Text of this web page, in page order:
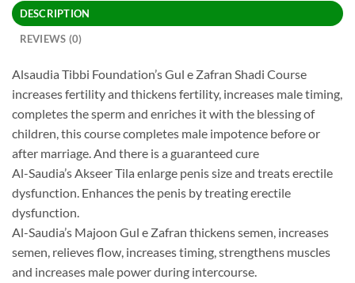
DESCRIPTION
REVIEWS (0)
Alsaudia Tibbi Foundation’s Gul e Zafran Shadi Course
increases fertility and thickens fertility, increases male timing,
completes the sperm and enriches it with the blessing of
children, this course completes male impotence before or
after marriage. And there is a guaranteed cure
Al-Saudia’s Akseer Tila enlarge penis size and treats erectile
dysfunction. Enhances the penis by treating erectile
dysfunction.
Al-Saudia’s Majoon Gul e Zafran thickens semen, increases
semen, relieves flow, increases timing, strengthens muscles
and increases male power during intercourse.